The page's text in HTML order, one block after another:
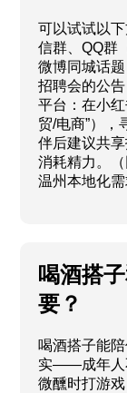
可以试试以
信群、QQ群
微博同城话
招聘会的公
平台：在小
贸/电商”），
伴后建议共
消耗精力。
温州本地化
喝酒搭
要？
喝酒搭子能
实——成年人
微醺时打游戏